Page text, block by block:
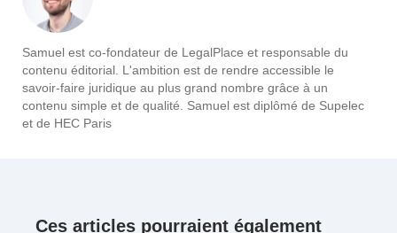
Samuel est co-fondateur de LegalPlace et responsable du
contenu éditorial. L'ambition est de rendre accessible le
savoir-faire juridique au plus grand nombre grâce à un
contenu simple et de qualité. Samuel est diplômé de Supelec
et de HEC Paris
Ces articles pourraient également